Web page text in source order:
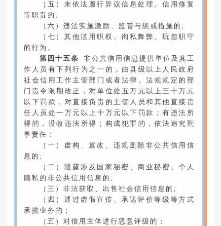
（五）未依法履行异议信息处理、信用修复
等职责的;
（六）违法实施激励、监管与惩戒措施的;
（七）其他滥用职权、徇私舞弊、玩忽职守
的行为。
第四十五条
非公共信用信息提供单位及其工
作人员有下列行为之一的，由县级以上人民政府
社会信用工作主管部门或者法律、法规规定的部
门责令限期改正，对单位处五万元以上三十万元
以下罚款，对直接负责的主管人员和其他直接责
任人员处一万元以上十万元以下罚款；有违法所
得的，没收违法所得；构成犯罪的，依法追究刑
事责任：
（一）虚构、篡改、违规删除非公共信用信
息的;
（二）泄露涉及国家秘密、商业秘密、个人
隐私的非公共信用信息的;
（三）非法获取、出售社会信用信息的;
（四）通过虚假宣传、承诺评价等级等方式
承揽业务的；
（五）对信用主体进行恶意评级的；